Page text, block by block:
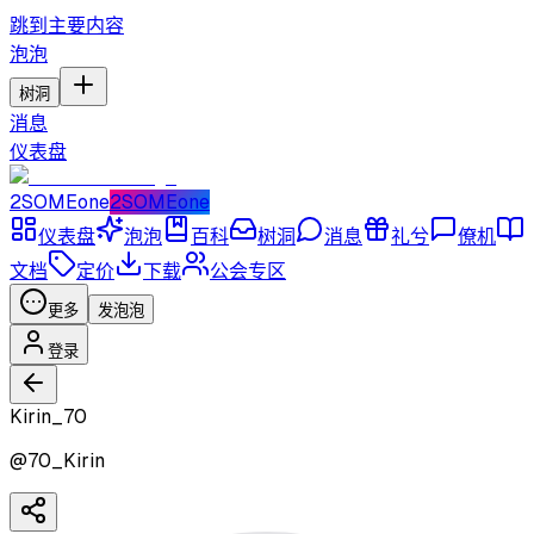
跳到主要内容
泡泡
树洞
消息
仪表盘
2SOMEone2SOMEone
仪表盘
泡泡 百科 树洞 消息 礼兮
僚机
文档
定价 下载 公会专区
更多 发泡泡
登录
Kirin_70
@70_Kirin